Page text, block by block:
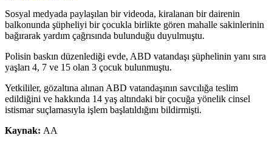
Sosyal medyada paylaşılan bir videoda, kiralanan bir dairenin
balkonunda şüpheliyi bir çocukla birlikte gören mahalle sakinlerinin
bağırarak yardım çağrısında bulunduğu duyulmuştu.
Polisin baskın düzenlediği evde, ABD vatandaşı şüphelinin yanı sıra
yaşları 4, 7 ve 15 olan 3 çocuk bulunmuştu.
Yetkililer, gözaltına alınan ABD vatandaşının savcılığa teslim
edildiğini ve hakkında 14 yaş altındaki bir çocuğa yönelik cinsel
istismar suçlamasıyla işlem başlatıldığını bildirmişti.
Kaynak: AA